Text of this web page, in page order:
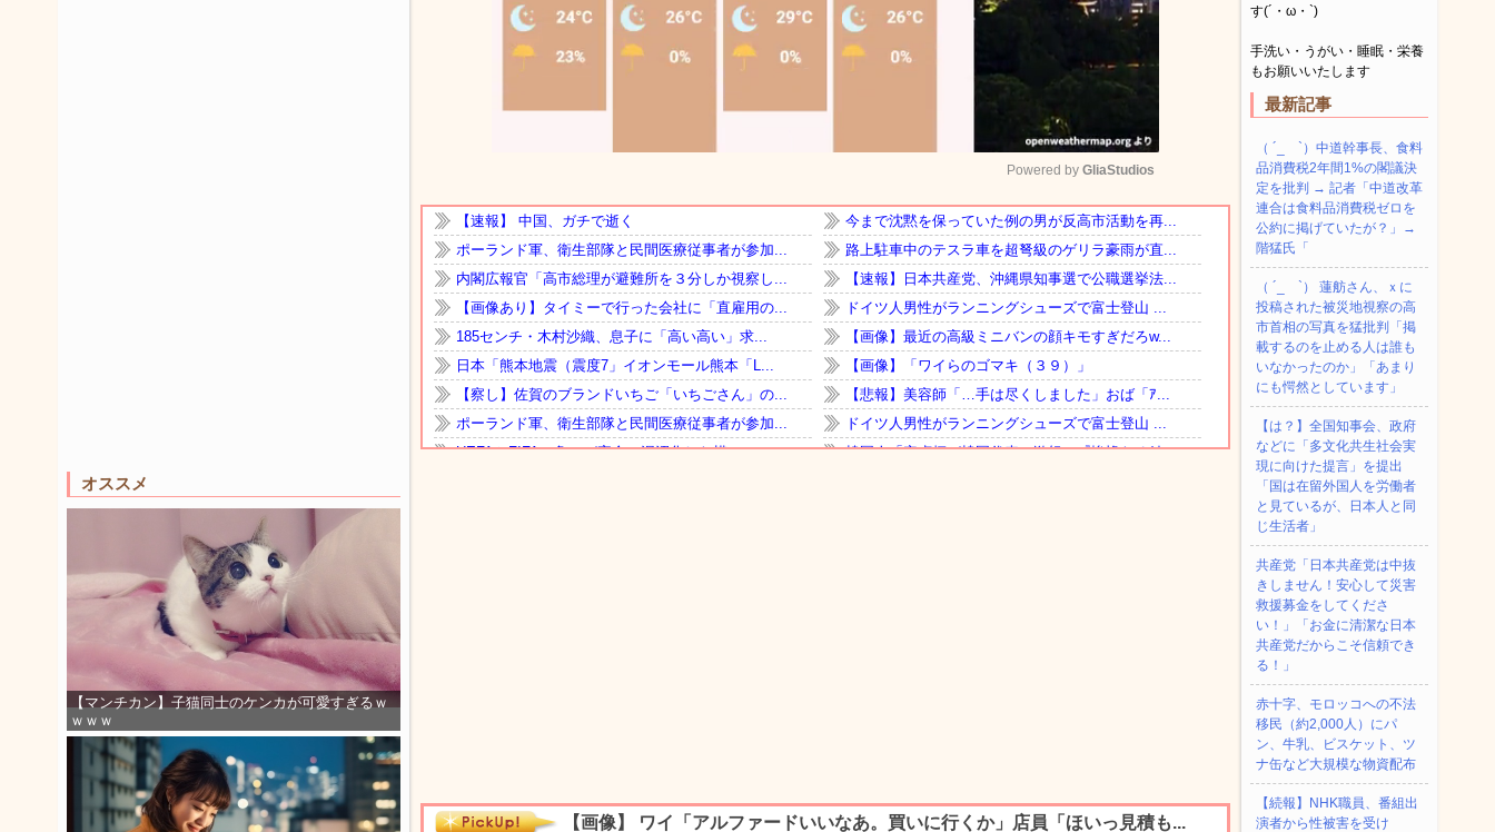
オススメ
【マンチカン】子猫同士のケンカが可愛すぎるｗ
ｗｗｗ
Mute
Powered by GliaStudios
す(´・ω・`)
手洗い・うがい・睡眠・栄養
もお願いいたします
最新記事
（ ´_ゝ`）中道幹事長、食料
品消費税2年間1%の閣議決
定を批判 → 記者「中道改革
連合は食料品消費税ゼロを
公約に掲げていたが？」→
階猛氏「
（ ´_ゝ`） 蓮舫さん、ｘに
投稿された被災地視察の高
市首相の写真を猛批判「掲
載するのを止める人は誰も
いなかったのか」「あまり
にも愕然としています」
【は？】全国知事会、政府
などに「多文化共生社会実
現に向けた提言」を提出
「国は在留外国人を労働者
と見ているが、日本人と同
じ生活者」
共産党「日本共産党は中抜
きしません！安心して災害
救援募金をしてくださ
い！」「お金に清潔な日本
共産党だからこそ信頼でき
る！」
赤十字、モロッコへの不法
移民（約2,000人）にパ
ン、牛乳、ビスケット、ツ
ナ缶など大規模な物資配布
【続報】NHK職員、番組出
演者から性被害を受け